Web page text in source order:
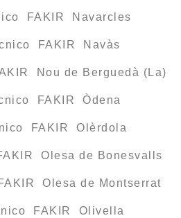
FAKIR Navarcles
FAKIR Navàs
Nou de Berguedà (La)
FAKIR Òdena
FAKIR Olèrdola
Olesa de Bonesvalls
Olesa de Montserrat
FAKIR Olivella